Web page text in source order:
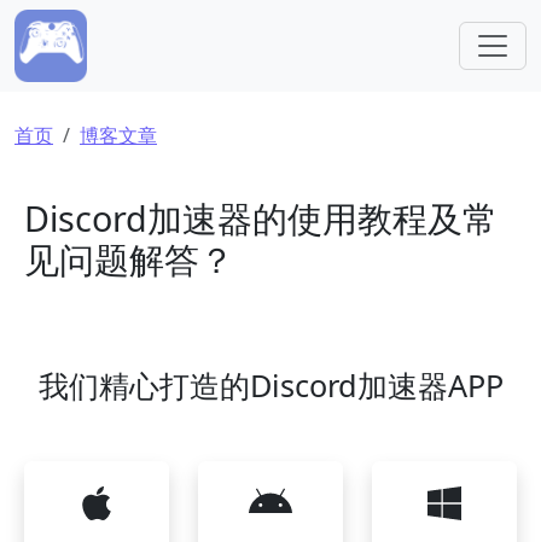
跳转到主要内容
面包屑
首页 博客文章
Discord加速器的使用教程及常
见问题解答？
我们精心打造的Discord加速器APP